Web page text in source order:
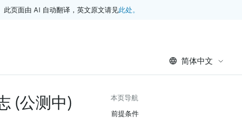
此页面由 AI 自动翻译，英文原文请见此处。
简体中文
(公测中)
本页导航
前提条件